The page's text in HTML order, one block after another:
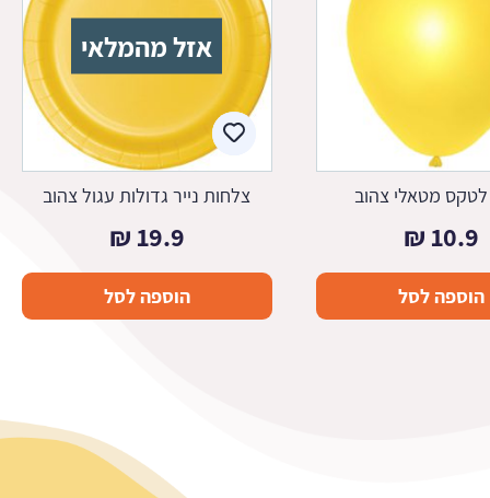
לטקס מטאלי צהוב
10.9
₪
הוספה לסל
אזל מהמלאי
צלחות נייר גדולות עגול צהוב
19.9
₪
הוספה לסל